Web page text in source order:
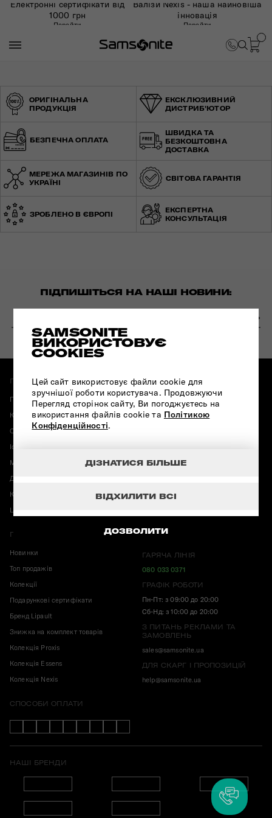
Електронні сертифікати від
1000 грн
Перейти
Валізи Nexis - наша найновіша
інновація
Перейти
SAMSONITE
ВИКОРИСТОВУЄ
COOKIES
Цей сайт використовує файли cookie для
зручнішої роботи користувача. Продовжуючи
Перегляд сторінок сайту, Ви погоджуєтесь на
використання файлів cookie та Політикою
Конфіденційності.
ДОЗВОЛИТИ
ВІДХИЛИТИ ВСІ
ДІЗНАТИСЯ БІЛЬШЕ
ОРИГІНАЛЬНА
ПРОДУКЦІЯ
ЕКСКЛЮЗИВНИЙ
ДИСТРИБ'ЮТОР
БЕЗПЕЧНА ОПЛАТА
ШВИДКА ТА
БЕЗКОШТОВНА
ДОСТАВКА
МЕРЕЖА МАГАЗИНІВ ПО
УКРАЇНІ
СВІТОВА ГАРАНТІЯ
ЗРОБЛЕНО В ЄВРОПІ
ЕКСПЕРТНА
КОНСУЛЬТАЦІЯ
ПІДПИШІТЬСЯ НА НАШІ НОВИНИ:
ПРО МАГАЗИН:
Повернення і обмін
Карта магазинів
Оплата і доставка
Історія бренду Samsonite
Магазини American Tourister
Договір публічної оферти
Корпоративні подарунки
Центр підтримки
ІНФОРМАЦІЯ:
Гарантія Samsonite
Корисні публікації
Програма лояльності
Вакансії
ПРО ТОВАР:
Новинки
Топ продажів
Колекції
Подарункові сертифікати
Бренд Lipault
Знижка на комплект товарів
Колекція Proxis
Колекція Essens
Колекція Nexis
ЗВ'ЯЗАТИСЯ З НАМИ:
ГАРЯЧА ЛІНІЯ
080 033 0371
ГРАФІК РОБОТИ
Пн-Пт: з 09:00 до 20:00
Сб-Нд: з 10:00 до 20:00
З ПИТАНЬ РЕКЛАМИ ТА
ЗАМОВЛЕНЬ
sales@samsonite.ua
ДЛЯ СКАРГ І ПРОПОЗИЦІЙ
help@samsonite.ua
СПОСОБИ ОПЛАТИ
НАШІ БРЕНДИ